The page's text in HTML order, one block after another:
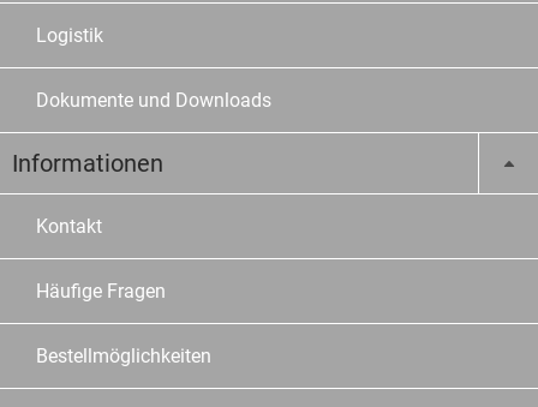
Logistik
Dokumente und Downloads
Informationen
Kontakt
Häufige Fragen
Bestellmöglichkeiten